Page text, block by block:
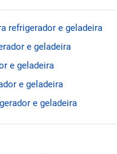
refrigerador e geladeira
e geladeira
e geladeira
e geladeira
e geladeira